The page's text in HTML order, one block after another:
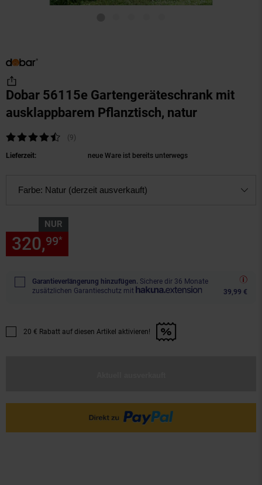
Dobar 56115e Gartengeräteschrank mit
ausklappbarem Pflanztisch, natur
Kundenbewertung: 4,33 von 5 Sternen
(9Kundenbewertungen
)
Lieferzeit: neue Ware ist bereits unterwegs
Farbe: Natur (derzeit ausverkauft)
NUR
320,99*
Garantieverlängerung hinzufügen. Sichere dir 36 Monate
zusätzlichen Garantieschutz mit
39,99 €
Promotion "20 € Rabatt auf diesen Artikel aktivieren!" anwenden
20 € Rabatt auf diesen Artikel aktivieren!